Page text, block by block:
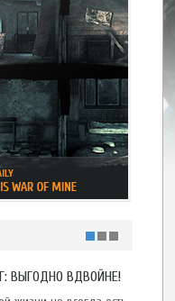
ВЫГОДНО ВДВОЙНЕ!